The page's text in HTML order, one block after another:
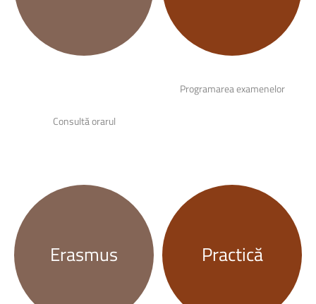
Consultă orarul
Programarea examenelor
Erasmus Practică